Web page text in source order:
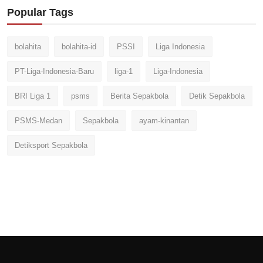
Popular Tags
bolahita bolahita-id PSSI Liga Indonesia
PT-Liga-Indonesia-Baru liga-1 Liga-Indonesia
BRI Liga 1 psms Berita Sepakbola Detik Sepakbola
PSMS-Medan Sepakbola ayam-kinantan
Detiksport Sepakbola